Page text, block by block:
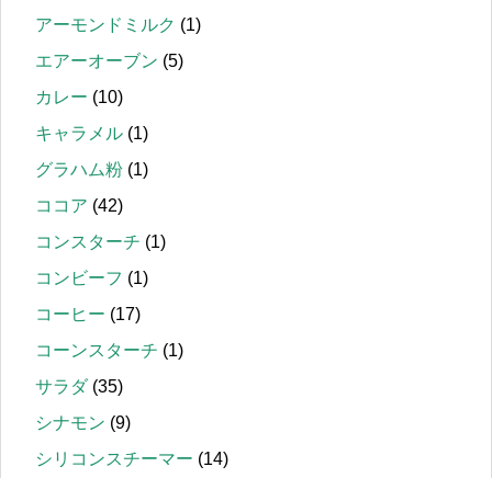
アーモンドミルク (1)
エアーオーブン (5)
カレー (10)
キャラメル (1)
グラハム粉 (1)
ココア (42)
コンスターチ (1)
コンビーフ (1)
コーヒー (17)
コーンスターチ (1)
サラダ(35)
シナモン (9)
シリコンスチーマー (14)